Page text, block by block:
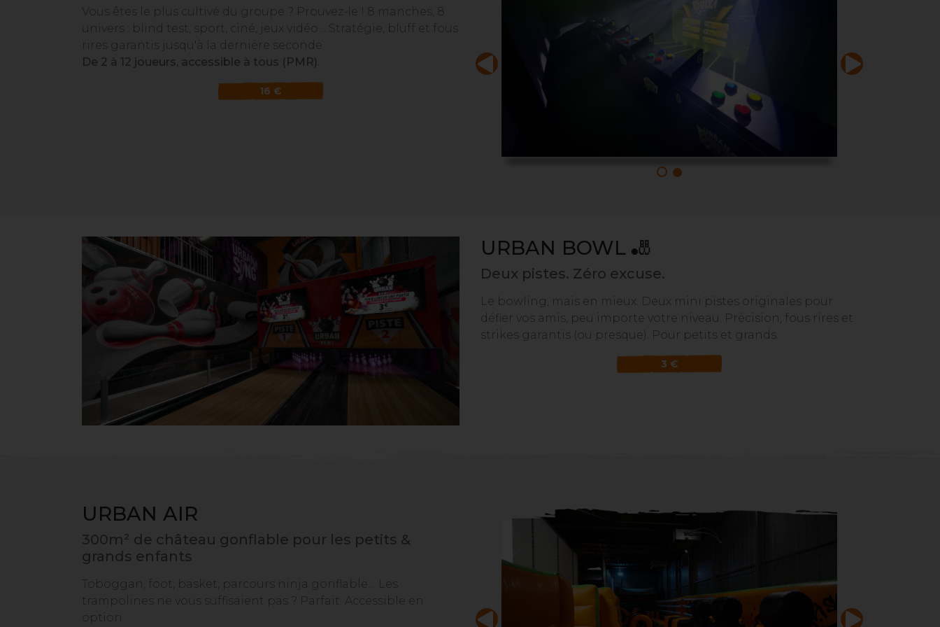
Vous êtes le plus cultivé du groupe ? Prouvez-le ! 8 manches, 8
univers : blind test, sport, ciné, jeux vidéo… Stratégie, bluff et fous
rires garantis jusqu'à la dernière seconde.
De 2 à 12 joueurs, accessible à tous (PMR).
16 €
URBAN BOWL 🎳
Deux pistes. Zéro excuse.
Le bowling, mais en mieux. Deux mini pistes originales pour
défier vos amis, peu importe votre niveau. Précision, fous rires et
strikes garantis (ou presque). Pour petits et grands.
3 €
URBAN AIR
300m² de château gonflable pour les petits &
grands enfants
Toboggan, foot, basket, parcours ninja gonflable… Les
trampolines ne vous suffisaient pas ? Parfait. Accessible en
option.